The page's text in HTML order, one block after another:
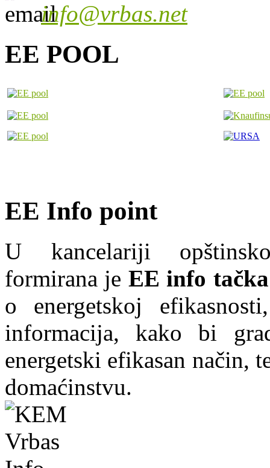
info@vrbas.net
EE POOL
EE Info point
U kancelariji
formirana je EE info tačka
o energetskoj
informacija, kako bi
energetski efikasan način,
domaćinstvu.